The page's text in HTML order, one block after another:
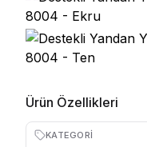
Ürün Özellikleri
KATEGORI